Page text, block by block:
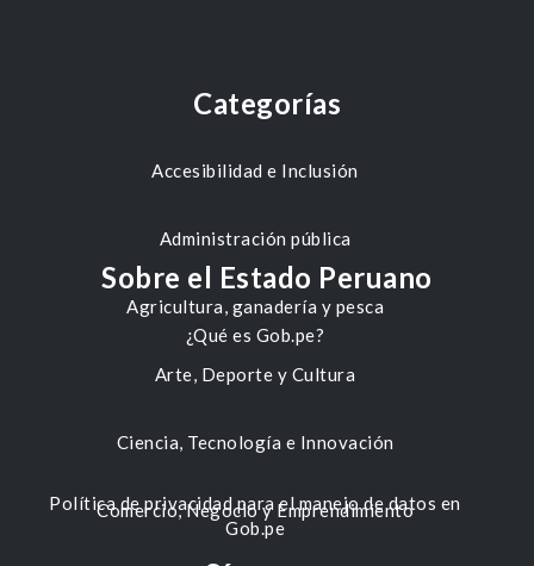
Categorías
Accesibilidad e Inclusión
Administración pública
Agricultura, ganadería y pesca
Arte, Deporte y Cultura
Ciencia, Tecnología e Innovación
Comercio, Negocio y Emprendimiento
Sobre el Estado Peruano
¿Qué es Gob.pe?
Política de privacidad para el manejo de datos en
Gob.pe